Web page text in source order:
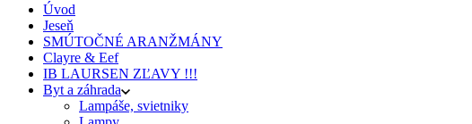
Úvod
Jeseň
SMÚTOČNÉ ARANŽMÁNY
Clayre & Eef
IB LAURSEN ZĽAVY !!!
Byt a záhrada
Lampáše, svietniky